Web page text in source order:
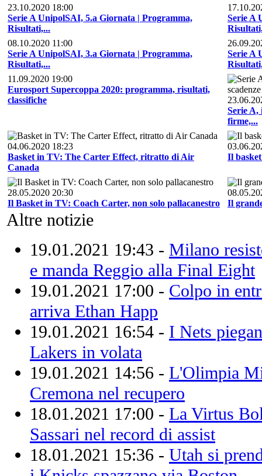
23.10.2020 18:00
Serie A UnipolSAI, 5.a Giornata | Programma,
Risultati,...
Serie A
08.10.2020 11:00
Serie A UnipolSAI, 3.a Giornata | Programma,
Risultati,...
Serie A
11.09.2020 19:00
Eurosport Supercoppa 2020: programma, risultati,
classifiche
Serie A,
firme,...
04.06.2020 18:23
Basket in TV: The Carter Effect, ritratto di Air
Canada
Il
28.05.2020 20:30
Il Basket in TV: Coach Carter, non solo pallacanestro
Il
Altre notizie
19.01.2021 19:43 - Milano
e manda Reggio alla Final Eight
19.01.2021 17:00 - Colpo in
arriva Ethan Happ
19.01.2021 16:54 - I Nets
Lakers in volata
19.01.2021 14:56 - L'Olimpia
Cremona nel recupero
18.01.2021 17:00 - La Virtus
Sassari nel record di assist
18.01.2021 15:36 - Utah si